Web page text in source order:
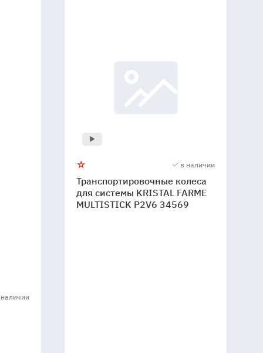
в наличии
Транспортировочные колеса
для системы KRISTAL FARME
MULTISTICK P2V6 34569